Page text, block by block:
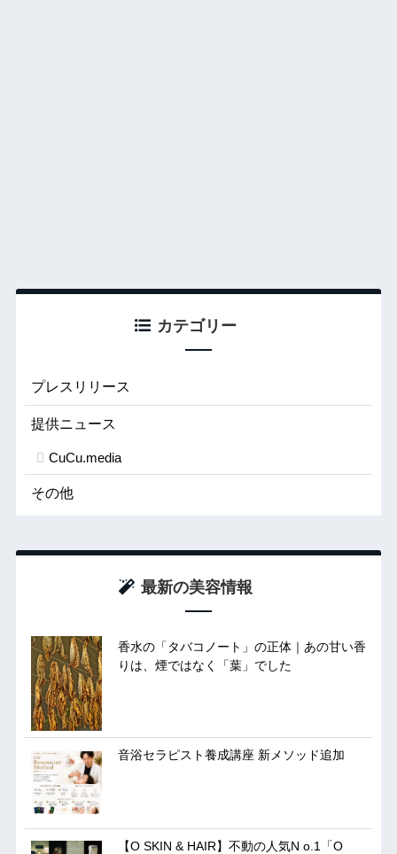
カテゴリー
プレスリリース
提供ニュース
CuCu.media
その他
最新の美容情報
香水の「タバコノート」の正体｜あの甘い香
りは、煙ではなく「葉」でした
音浴セラピスト養成講座 新メソッド追加
【O SKIN & HAIR】不動の人気N o.1「O